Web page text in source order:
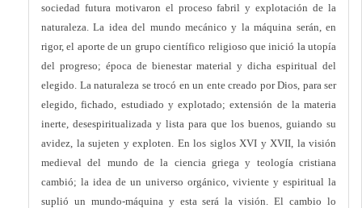
sociedad futura motivaron el proceso fabril y explotación de la
naturaleza. La idea del mundo mecánico y la máquina serán, en
rigor, el aporte de un grupo científico religioso que inició la utopía
del progreso; época de bienestar material y dicha espiritual del
elegido. La naturaleza se trocó en un ente creado por Dios, para ser
elegido, fichado, estudiado y explotado; extensión de la materia
inerte, desespiritualizada y lista para que los buenos, guiando su
avidez, la sujeten y exploten. En los siglos XVI y XVII, la visión
medieval del mundo de la ciencia griega y teología cristiana
cambió; la idea de un universo orgánico, viviente y espiritual la
suplió un mundo-máquina y esta será la visión. El cambio lo